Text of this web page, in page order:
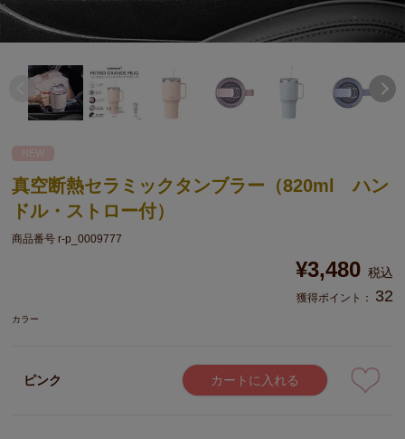
NEW
真空断熱セラミックタンブラー（820ml ハン
ドル・ストロー付）
商品番号 r-p_0009777
¥3,480 税込
獲得ポイント： 32
カラー
ピンク カートに入れる